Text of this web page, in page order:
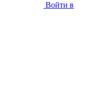
Войти в